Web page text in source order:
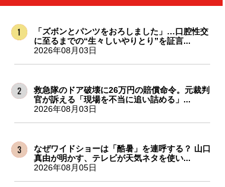
「ズボンとパンツをおろしました」…口腔性交
に至るまでの“生々しいやりとり”を証言...
2026年08月03日
救急隊のドア破壊に26万円の賠償命令。元裁判
官が訴える「現場を不当に追い詰める」...
2026年08月03日
なぜワイドショーは「酷暑」を連呼する？ 山口
真由が明かす、テレビが天気ネタを使い...
2026年08月05日